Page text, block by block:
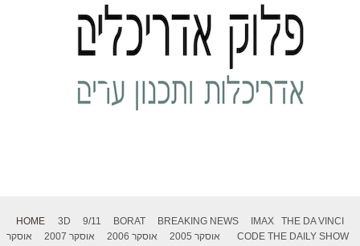
HOME 3D 9/11 BORAT BREAKING NEWS IMAX
THE DA VINCI
CODE THE DAILY SHOW אוסקר 2005 אוסקר 2006 אוסקר 2007
אוסקר